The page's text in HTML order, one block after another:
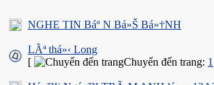
NGHE TIN Báº N Bá»Š Bá»†NH
LÃª thá»‹ Long
[
Chuyển đến trang: 1